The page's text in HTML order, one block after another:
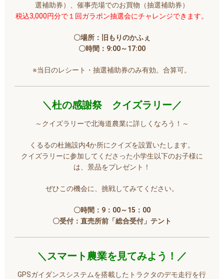
選補助券）、催事売場でのお買物（抽選補助券）
税込3,000円分で１回ガラポン抽選会にチャレンジできます。
〇場所：旧もりのかふぇ
〇時間：9:00～17:00
※当日のレシート・抽選補助券のみ有効。合算可。
＼杜の感謝祭 クイズラリー／
～クイズラリーで北海道農業に詳しくなろう！～
くるるの杜施設内4か所にクイズを設置いたします。
クイズラリーに参加してくださった小学生以下のお子様に
は、景品をプレゼント！
ぜひこの機会に、挑戦してみてください。
〇時間：9：00～15：00​
〇受付：直売所前「総合受付」テント
＼スマート農業を見てみよう！／
GPSガイダンスシステムを搭載したトラクタのデモ走行を行